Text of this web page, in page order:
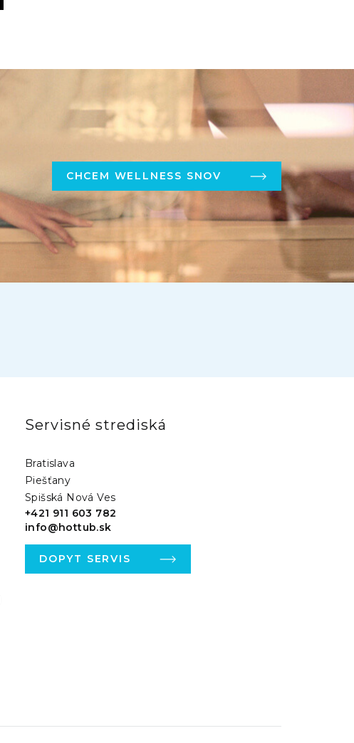
CHCEM WELLNESS SNOV
Servisné strediská
Bratislava
Piešťany
Spišská Nová Ves
+421 911 603 782
info@hottub.sk
DOPYT SERVIS